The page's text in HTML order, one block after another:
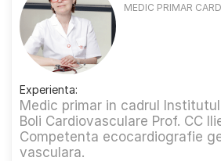
MEDIC PRIMAR
Experienta:
Medic primar in cadrul
Boli Cardiovasculare Prof. CC
Competenta ecocardiografie
vasculara.